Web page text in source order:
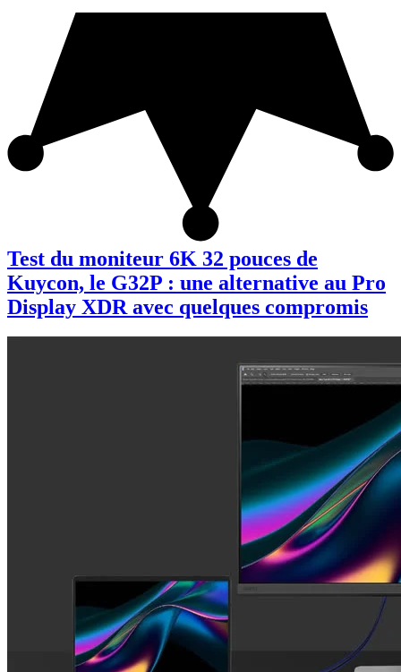
Test du moniteur 6K 32 pouces de
Kuycon, le G32P : une alternative au Pro
Display XDR avec quelques compromis